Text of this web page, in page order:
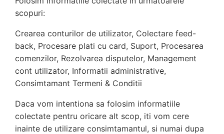
scopuri:
Crearea conturilor de utilizator, Colectare feed-
back, Procesare plati cu card, Suport, Procesarea
comenzilor, Rezolvarea disputelor, Management
cont utilizator, Informatii administrative,
Consimtamant Termeni & Conditii
Daca vom intentiona sa folosim informatiile
colectate pentru oricare alt scop, iti vom cere
inainte de utilizare consimtamantul, si numai dupa